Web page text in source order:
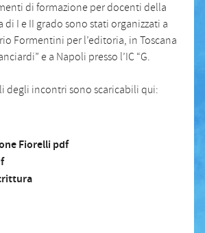
di formazione per docenti della
di I e II grado sono stati organizzati a
Formentini per l’editoria, in Toscana
e a Napoli presso l’IC “G.
degli incontri sono scaricabili qui:
Fiorelli pdf